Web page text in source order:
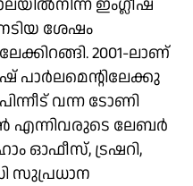
ഇംഗ്ലീഷ്
ശേഷം
2001-ലാണ്
പാര്‍ലമെന്റിലേക്കു
വന്ന ടോണി
എന്നിവരുടെ ലേബര്‍
ഓഫീസ്, ട്രഷറി,
സുപ്രധാന